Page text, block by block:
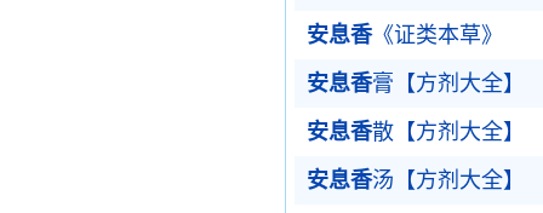
安息香《证类本草》
安息香膏【方剂大全】
安息香散【方剂大全】
安息香汤【方剂大全】